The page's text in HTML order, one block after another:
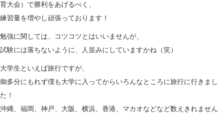
育大会）で勝利をあげるべく、
練習量を増やし頑張っております！
勉強に関しては、コツコツとはいいませんが、
試験には落ちないように、人並みにしていますかね（笑）
大学生といえば旅行ですが、
御多分にもれず僕も大学に入ってからいろんなところに旅行に行きまし
た！
沖縄、福岡、神戸、大阪、横浜、香港、マカオなどなど数えきれません